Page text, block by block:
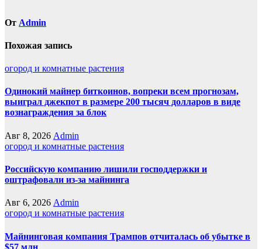
От Admin
Похожая запись
огород и комнатные растения
Одинокий майнер биткоинов, вопреки всем прогнозам,
выиграл джекпот в размере 200 тысяч долларов в виде
вознаграждения за блок
Авг 8, 2026 Admin
огород и комнатные растения
Российскую компанию лишили господдержки и
оштрафовали из-за майнинга
Авг 6, 2026 Admin
огород и комнатные растения
Майнинговая компания Трампов отчиталась об убытке в
$57 млн